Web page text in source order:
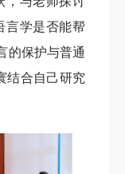
言学是否能帮
的保护与普通
结合自己研究